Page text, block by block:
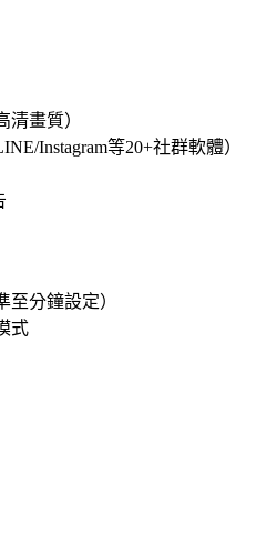
畫質）
Instagram等20+社群軟體）
分鐘設定）
式